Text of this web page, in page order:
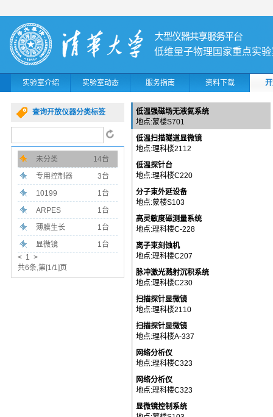
低维量子物理国家重点实
实验室介绍 实验室动态 服务指南 资料下载
查询开放仪器分类标签
未分类
14台
专用控制器
3台
10199
1台
ARPES
1台
薄膜生长
1台
显微镜
1台
< 1 >
共6条,第[1/1]页
低温强磁场无液氦系统
地点:蒙楼S701
低温扫描隧道显微镜
地点:理科楼2112
低温探针台
地点:理科楼C220
分子束外延设备
地点:蒙楼S103
高灵敏度磁测量系统
地点:理科楼C-228
离子束刻蚀机
地点:理科楼C207
脉冲激光溅射沉积系统
地点:理科楼C230
扫描探针显微镜
地点:理科楼2110
扫描探针显微镜
地点:理科楼A-337
网络分析仪
地点:理科楼C323
网络分析仪
地点:理科楼C323
显微镜控制系统